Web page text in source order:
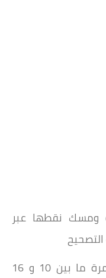
ومسك نقطها عبر
إجراء آخر فروض المراقبة المستمرة ما بين 10 و 16